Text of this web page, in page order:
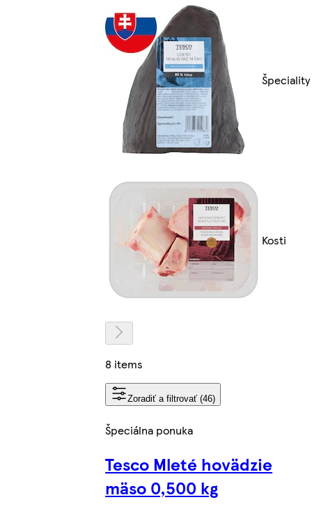
Špeciality
Kosti
8 items
Zoradiť a filtrovať (46)
Špeciálna ponuka
Tesco Mleté hovädzie
mäso 0,500 kg